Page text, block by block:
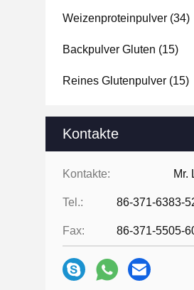
Weizenproteinpulver (34)
Backpulver Gluten (15)
Reines Glutenpulver (15)
Kontakte
Kontakte: Mr.
Tel.: 86-371-6383-
Fax: 86-371-5505-